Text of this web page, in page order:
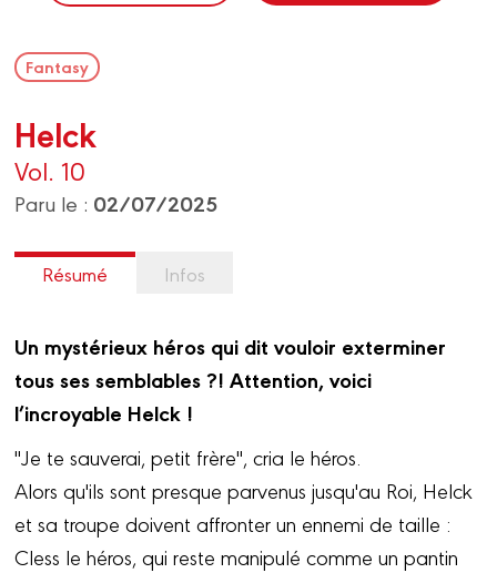
Fantasy
Helck
Vol. 10
Paru le : 02/07/2025
Résumé Infos
Un mystérieux héros qui dit vouloir exterminer
tous ses semblables ?! Attention, voici
l’incroyable Helck !
"Je te sauverai, petit frère", cria le héros.
Alors qu'ils sont presque parvenus jusqu'au Roi, Helck
et sa troupe doivent affronter un ennemi de taille :
Cless le héros, qui reste manipulé comme un pantin